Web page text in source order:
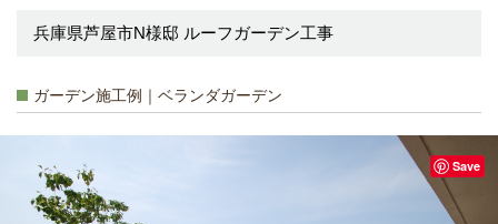
兵庫県芦屋市N様邸 ルーフガーデン工事
ガーデン施工例｜ベランダガーデン
Save